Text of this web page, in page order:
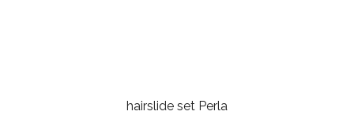
hairslide set Perla